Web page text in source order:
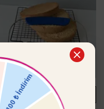
SEPETE EKLE